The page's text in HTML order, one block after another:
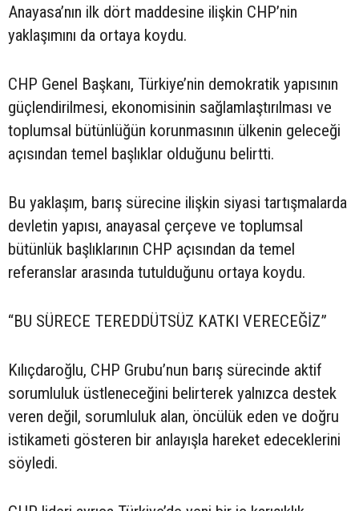
Anayasa’nın ilk dört maddesine ilişkin CHP’nin
yaklaşımını da ortaya koydu.
CHP Genel Başkanı, Türkiye’nin demokratik yapısının
güçlendirilmesi, ekonomisinin sağlamlaştırılması ve
toplumsal bütünlüğün korunmasının ülkenin geleceği
açısından temel başlıklar olduğunu belirtti.
Bu yaklaşım, barış sürecine ilişkin siyasi tartışmalarda
devletin yapısı, anayasal çerçeve ve toplumsal
bütünlük başlıklarının CHP açısından da temel
referanslar arasında tutulduğunu ortaya koydu.
“BU SÜRECE TEREDDÜTSÜZ KATKI VERECEĞİZ”
Kılıçdaroğlu, CHP Grubu’nun barış sürecinde aktif
sorumluluk üstleneceğini belirterek yalnızca destek
veren değil, sorumluluk alan, öncülük eden ve doğru
istikameti gösteren bir anlayışla hareket edeceklerini
söyledi.